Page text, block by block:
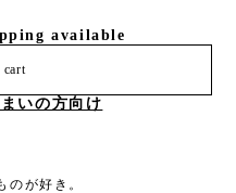
available
cart
いの方向け
のが好き。